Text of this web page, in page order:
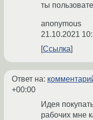
ты
anonymous
21.10.2021
Ссылка
Ответ на:
+00:00
Идея
рабочих мне